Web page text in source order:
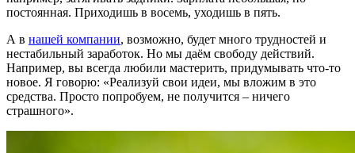
постоянная. Приходишь в восемь, уходишь в пять.
А в нашей компании, возможно, будет много трудностей и
нестабильный заработок. Но мы даём свободу действий.
Например, вы всегда любили мастерить, придумывать что-то
новое. Я говорю: «Реализуй свои идеи, мы вложим в это
средства. Просто попробуем, не получится – ничего
страшного».